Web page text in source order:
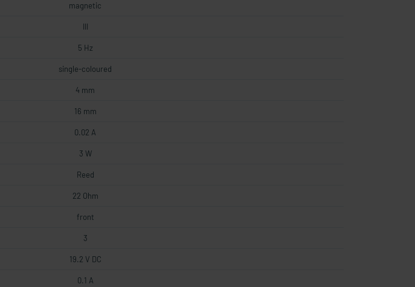
magnetic
III
5 Hz
single-coloured
4 mm
16 mm
0.02 A
3 W
Reed
22 Ohm
front
3
19.2 V DC
0.1 A